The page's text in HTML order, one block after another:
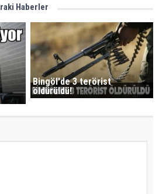
Haberler
Bingöl'de 3 terörist
öldürüldü!